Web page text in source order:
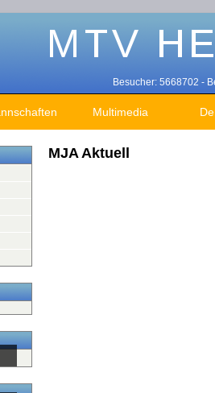
Besucher: 5668702 -
Multimedia
MJA Aktuell